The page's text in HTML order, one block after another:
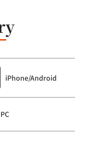
iPhone/Android
PC